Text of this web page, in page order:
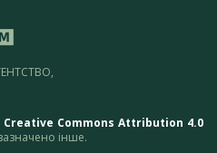
Creative Commons Attribution 4.0
інше.